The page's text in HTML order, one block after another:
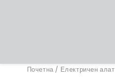
Почетна / Електричен алат